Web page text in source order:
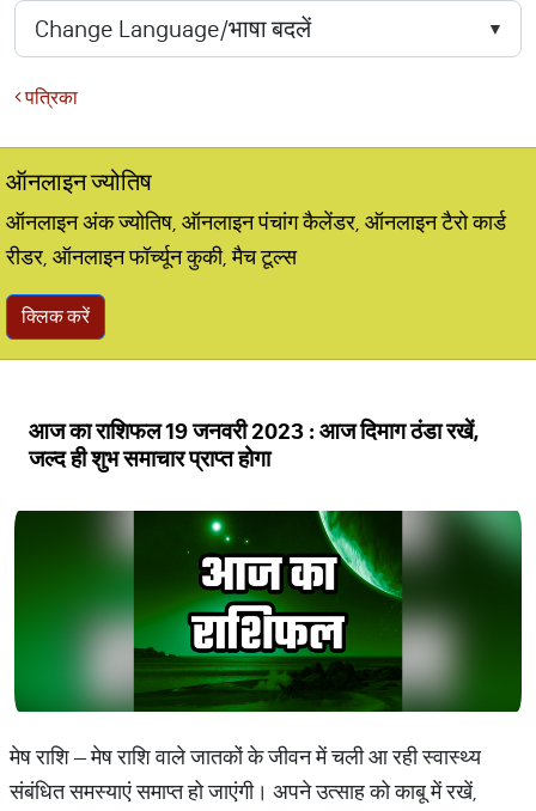
पत्रिका
ऑनलाइन ज्योतिष
ऑनलाइन अंक ज्योतिष, ऑनलाइन पंचांग कैलेंडर, ऑनलाइन टैरो कार्ड
रीडर, ऑनलाइन फॉर्च्यून कुकी, मैच टूल्स
क्लिक करें
आज का राशिफल 19 जनवरी 2023 : आज दिमाग ठंडा रखें,
जल्द ही शुभ समाचार प्राप्त होगा
मेष राशि – मेष राशि वाले जातकों के जीवन में चली आ रही स्वास्थ्य
संबंधित समस्याएं समाप्त हो जाएंगी। अपने उत्साह को काबू में रखें,